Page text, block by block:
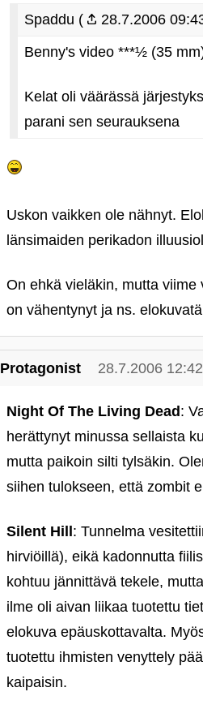
Spaddu (
28.7.2006
Benny's video ***½ (35
Kelat oli väärässä
parani sen seurauksena
Uskon vaikken ole nähnyt.
länsimaiden perikadon
On ehkä vieläkin, mutta
on vähentynyt ja ns.
Protagonist 28.7.2006 12:42
Night Of The Living Dead :
herättynyt minussa sellaista
mutta paikoin silti tylsäkin.
siihen tulokseen, että zombit
Silent Hill : Tunnelma
hirviöillä), eikä kadonnutta
kohtuu jännittävä tekele,
ilme oli aivan liikaa tuotettu
elokuva epäuskottavalta.
tuotettu ihmisten venyttely
kaipaisin.